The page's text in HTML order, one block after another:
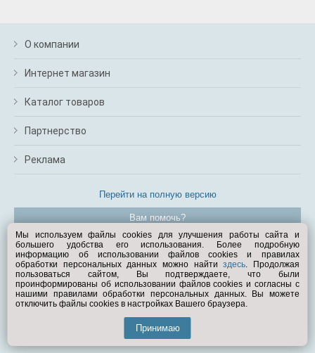
О компании
Интернет магазин
Каталог товаров
Партнерство
Реклама
Перейти на полную версию
Вам помочь?
© Exist.ru 1998—2026
Мы используем файлы cookies для улучшения работы сайта и
большего удобства его использования. Более подробную
информацию об использовании файлов cookies и правилах
обработки персональных данных можно найтиздесь. Продолжая
пользоваться сайтом, Вы подтверждаете, что были
проинформированы об использовании файлов cookies и согласны с
нашими правилами обработки персональных данных. Вы можете
отключить файлы cookies в настройках Вашего браузера.
Принимаю